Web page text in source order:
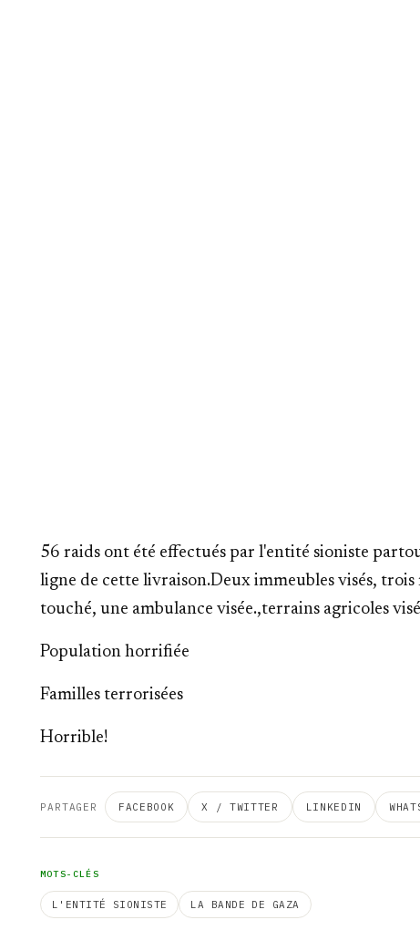
56 raids ont été effectués par l'entité sioniste
ligne de cette livraison.Deux immeubles visés, trois
touché, une ambulance visée.,terrains agricoles
Population horrifiée
Familles terrorisées
Horrible!
PARTAGER FACEBOOK X / TWITTER LINKEDIN
MOTS-CLÉS
L'ENTITÉ SIONISTE LA BANDE DE GAZA